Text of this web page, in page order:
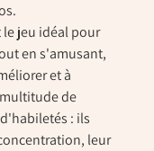
le jeu idéal pour
en s'amusant,
et à
de
: ils
leur